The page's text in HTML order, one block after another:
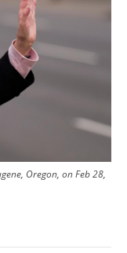
Oregon, on Feb 28,